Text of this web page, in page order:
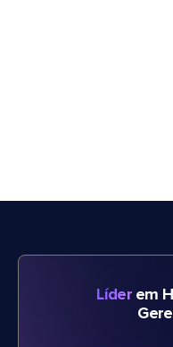
Líderem